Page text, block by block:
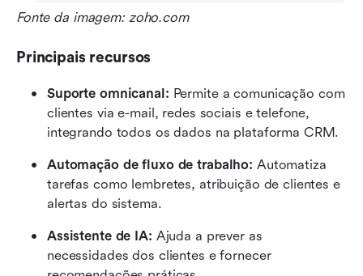
Fonte da imagem: zoho.com
Principais recursos
Suporte omnicanal: Permite a comunicação com
clientes via e-mail, redes sociais e telefone,
integrando todos os dados na plataforma CRM.
Automação de fluxo de trabalho: Automatiza
tarefas como lembretes, atribuição de clientes e
alertas do sistema.
Assistente de IA: Ajuda a prever as
necessidades dos clientes e fornecer